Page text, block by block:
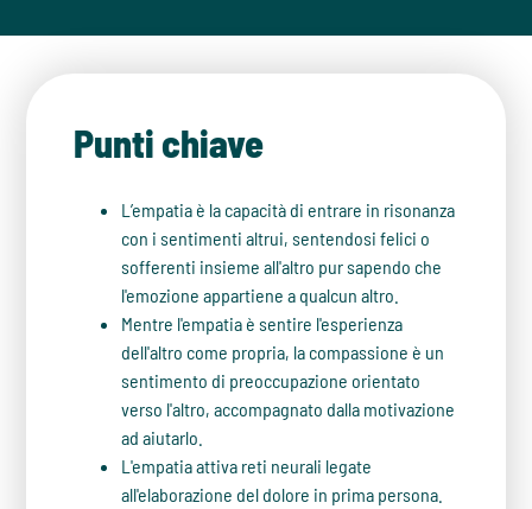
Punti chiave
L’empatia è la capacità di entrare in risonanza
con i sentimenti altrui, sentendosi felici o
sofferenti insieme all'altro pur sapendo che
l'emozione appartiene a qualcun altro.
Mentre l'empatia è sentire l'esperienza
dell'altro come propria, la compassione è un
sentimento di preoccupazione orientato
verso l'altro, accompagnato dalla motivazione
ad aiutarlo.
L'empatia attiva reti neurali legate
all'elaborazione del dolore in prima persona.